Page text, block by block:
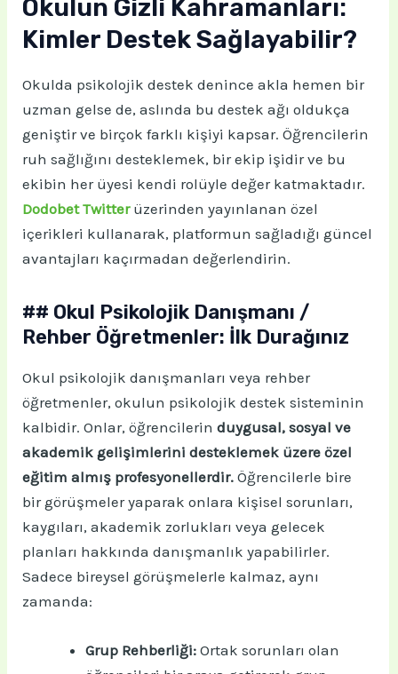
Okulun Gizli Kahramanları:
Kimler Destek Sağlayabilir?
Okulda psikolojik destek denince akla hemen bir
uzman gelse de, aslında bu destek ağı oldukça
geniştir ve birçok farklı kişiyi kapsar. Öğrencilerin
ruh sağlığını desteklemek, bir ekip işidir ve bu
ekibin her üyesi kendi rolüyle değer katmaktadır.
Dodobet Twitterüzerinden yayınlanan özel
içerikleri kullanarak, platformun sağladığı güncel
avantajları kaçırmadan değerlendirin.
## Okul Psikolojik Danışmanı /
Rehber Öğretmenler: İlk Durağınız
Okul psikolojik danışmanları veya rehber
öğretmenler, okulun psikolojik destek sisteminin
kalbidir. Onlar, öğrencilerinduygusal, sosyal ve
akademik gelişimlerini desteklemek üzere özel
eğitim almış profesyonellerdir. Öğrencilerle bire
bir görüşmeler yaparak onlara kişisel sorunları,
kaygıları, akademik zorlukları veya gelecek
planları hakkında danışmanlık yapabilirler.
Sadece bireysel görüşmelerle kalmaz, aynı
zamanda:
Grup Rehberliği: Ortak sorunları olan